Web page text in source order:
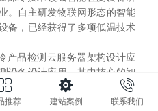
。
自主研发物联网形态的智能
备，已经获得了多项低温技术
品检测云服务器架构设计应
设备设计应用，其中核心的智
抽真空系统等关键设备在低温
推荐 建站案例 联系我们